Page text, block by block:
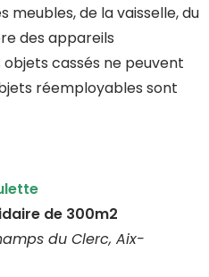
meubles, de la vaisselle, du
des appareils
cassés ne peuvent
réemployables sont
de 300m2
du Clerc, Aix-